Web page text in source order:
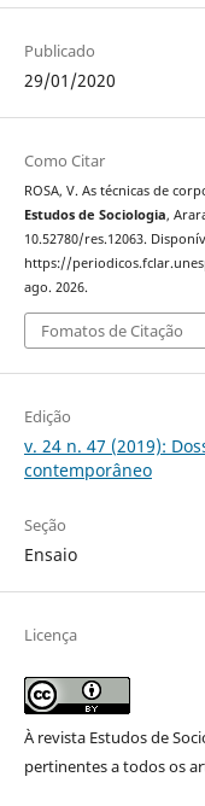
Publicado
29/01/2020
Como Citar
ROSA, V. As técnicas de
Estudos de Sociologia,
10.52780/res.12063.
https://
ago. 2026.
Fomatos de Citação
Edição
v. 24 n. 47 (2019):
contemporâneo
Seção
Ensaio
Licença
À revista Estudos de
pertinentes a todos os